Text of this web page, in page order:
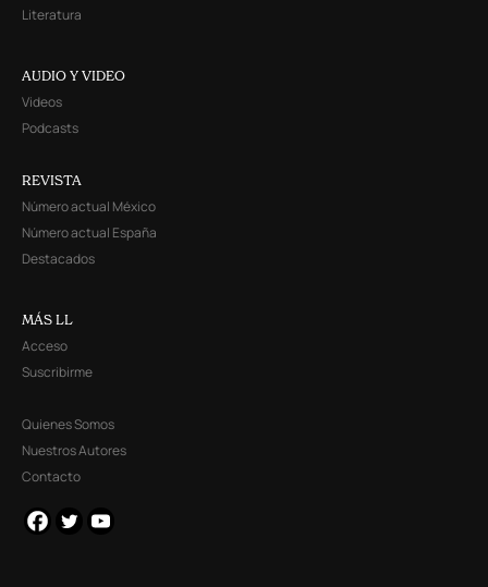
Literatura
AUDIO Y VIDEO
Videos
Podcasts
REVISTA
Número actual México
Número actual España
Destacados
MÁS LL
Acceso
Suscribirme
Quienes Somos
Nuestros Autores
Contacto